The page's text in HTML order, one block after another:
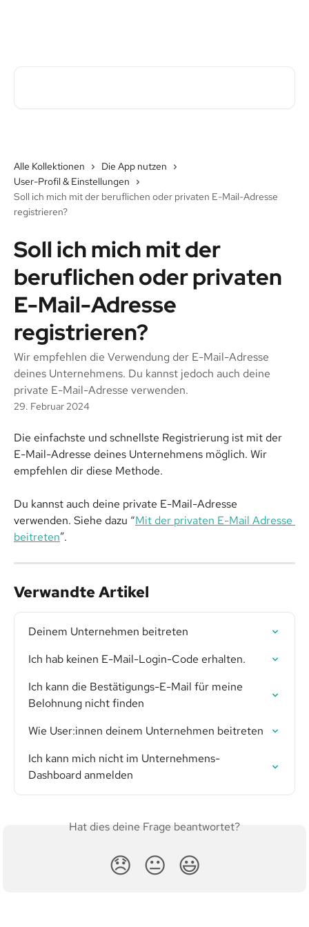
Alle Kollektionen
Die App nutzen
User-Profil & Einstellungen
Soll ich mich mit der beruflichen oder privaten E-Mail-Adresse
registrieren?
Soll ich mich mit der
beruflichen oder privaten
E-Mail-Adresse
registrieren?
Wir empfehlen die Verwendung der E-Mail-Adresse
deines Unternehmens. Du kannst jedoch auch deine
private E-Mail-Adresse verwenden.
29. Februar 2024
Die einfachste und schnellste Registrierung ist mit der
E-Mail-Adresse deines Unternehmens möglich. Wir
empfehlen dir diese Methode.
Du kannst auch deine private E-Mail-Adresse
verwenden. Siehe dazu “Mit der privaten E-Mail Adresse
beitreten”.
Verwandte Artikel
Deinem Unternehmen beitreten
Ich hab keinen E-Mail-Login-Code erhalten.
Ich kann die Bestätigungs-E-Mail für meine
Belohnung nicht finden
Wie User:innen deinem Unternehmen beitreten
Ich kann mich nicht im Unternehmens-
Dashboard anmelden
Hat dies deine Frage beantwortet?
😞 😐 😃